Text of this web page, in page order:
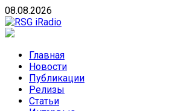
Skip
to
content
08.08.2026
направлений без возрастных
Главная
Новости
Публикации
Релизы
Статьи